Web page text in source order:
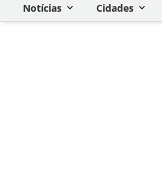
Notícias Cidades